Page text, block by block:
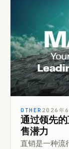
OTHER 2026年
通过领先
售潜力
直销是一种流